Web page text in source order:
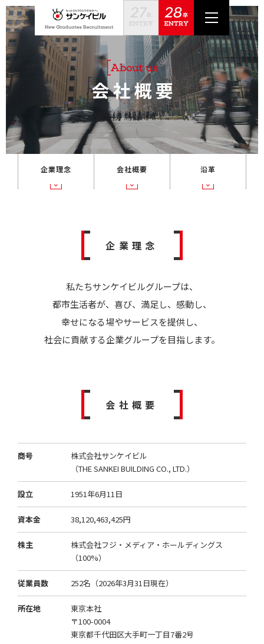
企業理念 会社概要 沿革
企業理念
私たちサンケイビルグループは、
都市生活者が、喜び、満足し、感動し、
幸せになる場やサービスを提供し、
社会に貢献する企業グループを目指します。
会社概要
商号
株式会社サンケイビル
（THE SANKEI BUILDING CO., LTD.）
設立 1951年6月11日
資本金 38,120,463,425円
株主
株式会社フジ・メディア・ホールディングス
（100%）
従業員数 252名（2026年3月31日現在）
所在地
東京本社
〒100-0004
東京都千代田区大手町一丁目7番2号